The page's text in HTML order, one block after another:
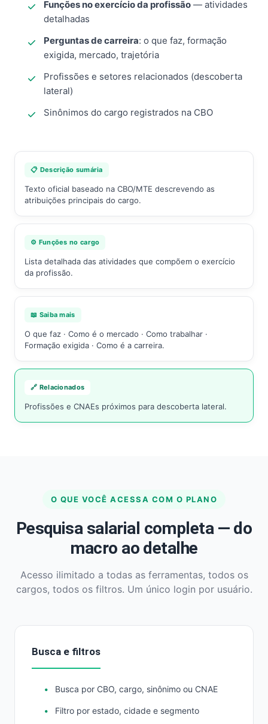
Funções no exercício da profissão — atividades
detalhadas
Perguntas de carreira: o que faz, formação
exigida, mercado, trajetória
Profissões e setores relacionados (descoberta
lateral)
Sinônimos do cargo registrados na CBO
📋 Descrição sumária
Texto oficial baseado na CBO/MTE descrevendo as
atribuições principais do cargo.
⚙️ Funções no cargo
Lista detalhada das atividades que compõem o exercício
da profissão.
📖 Saiba mais
O que faz · Como é o mercado · Como trabalhar ·
Formação exigida · Como é a carreira.
🔗 Relacionados
Profissões e CNAEs próximos para descoberta lateral.
O QUE VOCÊ ACESSA COM O PLANO
Pesquisa salarial completa — do
macro ao detalhe
Acesso ilimitado a todas as ferramentas, todos os
cargos, todos os filtros. Um único login por usuário.
Busca e filtros
Busca por CBO, cargo, sinônimo ou CNAE
Filtro por estado, cidade e segmento